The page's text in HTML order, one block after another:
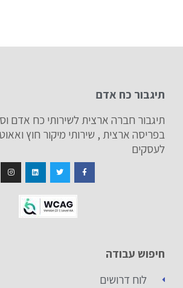
תיגבור כח אדם
תיגבור חברה ארצית לשירותי כח אדם
בפריסה ארצית , שירותי מיקור חוץ
לעסקים
חיפוש עבודה
לוח דרושים